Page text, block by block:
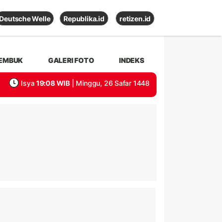
Deutsche Welle Republika.id retizen.id
GALERI FOTO INDEKS
Isya 19:08 WIB | Minggu, 26 Safar 1448